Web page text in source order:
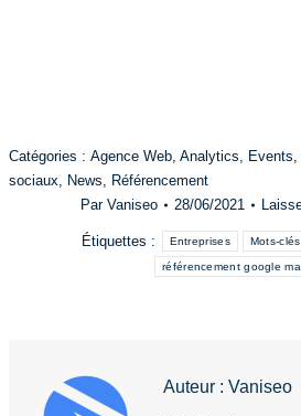
Catégories : Agence Web, Analytics, Events,
sociaux, News, Référencement
Par Vaniseo 28/06/2021
Étiquettes : Entreprises Mots-clés
référencement google
Auteur : Vaniseo